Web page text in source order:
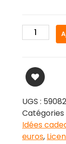
quantité
de
Adulte
Harry
Potter
UGS :
Catégories
Idées
euros,